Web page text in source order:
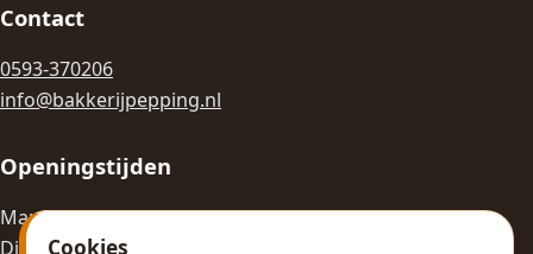
Contact
0593-370206
info@bakkerijpepping.nl
Openingstijden
Ma: Gesloten
Di-Vr: 08:00 - 18:00
Cookies